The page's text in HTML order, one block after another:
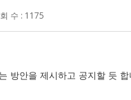
수 : 1175
방안을 제시하고 공지할 듯 합